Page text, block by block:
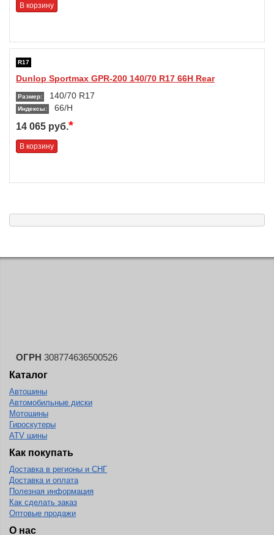
В корзину
R17
Dunlop Sportmax GPR-200 140/70 R17 66H Rear
Размер: 140/70 R17
Индексы: 66/H
14 065 руб.*
В корзину
ОГРН 308774636500526
Каталог
Автошины
Автомобильные диски
Мотошины
Гироскутеры
ATV шины
Как покупать
Доставка в регионы и СНГ
Доставка и оплата
Полезная информация
Как сделать заказ
Оптовые продажи
О нас